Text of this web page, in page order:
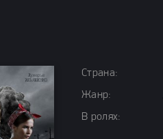
Страна:
Жанр:
В ролях: